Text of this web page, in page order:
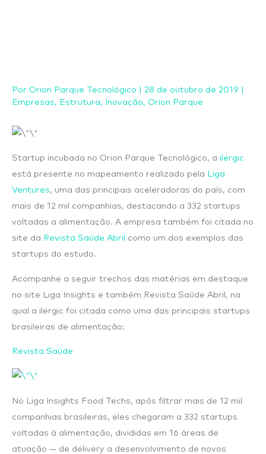
Por Orion Parque Tecnológico | 28 de outubro de 2019 |
Empresas, Estrutura, Inovação, Orion Parque
Startup incubada no Orion Parque Tecnológico, a ilergic
está presente no mapeamento realizado pela Liga
Ventures, uma das principais aceleradoras do país, com
mais de 12 mil companhias, destacando a 332 startups
voltadas a alimentação. A empresa também foi citada no
site da Revista Saúde Abril como um dos exemplos das
startups do estudo.
Acompanhe a seguir trechos das matérias em destaque
no site Liga Insights e também Revista Saúde Abril, na
qual a ilergic foi citada como uma das principais startups
brasileiras de alimentação:
Revista Saúde
No Liga Insights Food Techs, após filtrar mais de 12 mil
companhias brasileiras, eles chegaram a 332 startups
voltadas à alimentação, divididas em 16 áreas de
atuação — de delivery a desenvolvimento de novos